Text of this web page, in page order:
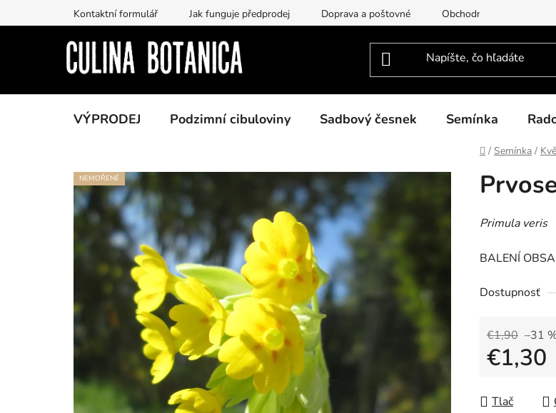
na
Kontaktní formulář Jak funguje předprodej Doprava a poštovné Obchodní podmínky
VÝPRODEJ Podzimní cibuloviny Sadbový česnek Semínka
Domov
/ Semínka /
Primula veris
BALENÍ
Dostupnosť
€1,90 –31
€1,30
Tlač
NEMOŘENÉ